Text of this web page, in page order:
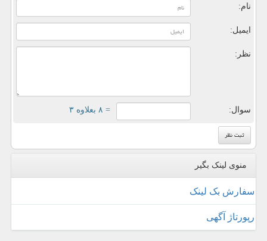
نام:
ایمیل:
نظر:
سوال: = ۸ بعلاوه ۳
منوی لینک بگیر
سفارش بک لینک
رپورتاژ آگهی